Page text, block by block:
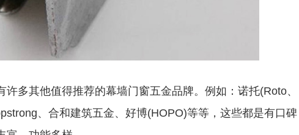
其他值得推荐的幕墙门窗五金品牌。例如：诺托(Roto、
、合和建筑五金、好博(HOPO)等等，这些都是有口碑